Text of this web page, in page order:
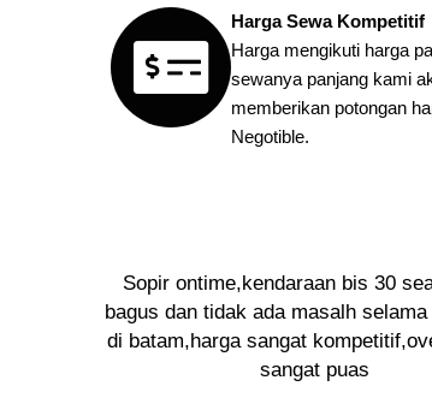
Harga Sewa Kompetitif
Harga mengikuti harga
sewanya panjang kami
memberikan potongan
Negotible.
Sopir ontime,kendaraan bis 30
bagus dan tidak ada masalh
di batam,harga sangat
sangat puas